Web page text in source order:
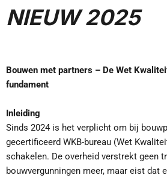
NIEUW 2025
Bouwen met partners – De Wet
fundament
Inleiding
Sinds 2024 is het verplicht om bij
gecertificeerd WKB-bureau (Wet
schakelen. De overheid verstrekt geen
bouwvergunningen meer, maar eist dat